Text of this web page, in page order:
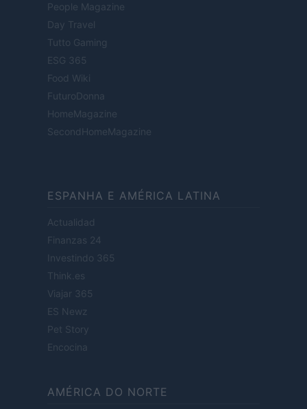
People Magazine
Day Travel
Tutto Gaming
ESG 365
Food Wiki
FuturoDonna
HomeMagazine
SecondHomeMagazine
ESPANHA E AMÉRICA LATINA
Actualidad
Finanzas 24
Investindo 365
Think.es
Viajar 365
ES Newz
Pet Story
Encocina
AMÉRICA DO NORTE